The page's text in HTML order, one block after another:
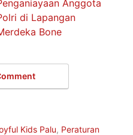
Anggota
di Lapangan
Bone
Kids Palu, Peraturan